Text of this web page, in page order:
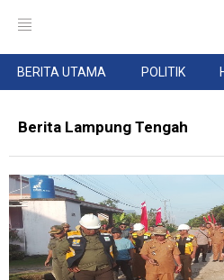
BERITA UTAMA POLITIK
Berita Lampung Tengah